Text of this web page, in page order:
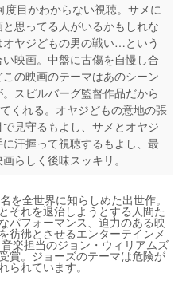
度目かわからない視聴。サメに
思ってる人がいるかもしれな
ヤジどもの男の戦い…という
映画。中盤に古傷を自慢し合
の映画のテーマはあのシーン
スピルバーグ監督作品だから
くれる。オヤジどもの意地の張
見守るもよし、サメとオヤジ
汗握って視聴するもよし、最
らしく後味スッキリ。
を全世界に知らしめた出世作。
それを退治しようとする人間た
パフォーマンス、迫力のある映
彷彿とさせるエンターテインメ
楽担当のジョン・ウィリアムズ
賞。ジョーズのテーマは危険が
られています。